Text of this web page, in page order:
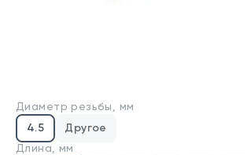
Калькулятор веса крепежа
Калькулятор химических анкеров
Диаметр резьбы, мм
4.5
Другое
Длина, мм